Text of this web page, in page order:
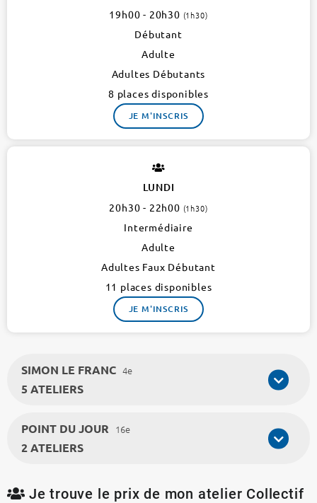
19h00 - 20h30 (1h30)
Débutant
Adulte
Adultes Débutants
8 places disponibles
JE M'INSCRIS
LUNDI
20h30 - 22h00 (1h30)
Intermédiaire
Adulte
Adultes Faux Débutant
11 places disponibles
JE M'INSCRIS
SIMON LE FRANC 4e
5 ATELIERS
POINT DU JOUR 16e
2 ATELIERS
Je trouve le prix de mon atelier Collectif